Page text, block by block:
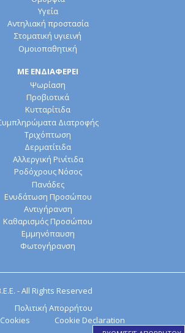
Κατηγορίες
Ομορφιά
Υγεία
Αντηλιακή προστασία
Στοματική υγιεινή
Ομοιοπαθητική
ΜΕ ΕΝΔΙΑΦΕΡΕΙ
Ψωρίαση
Προβιοτικά
Κυτταρίτιδα
Συμπληρώματα Διατροφής
Τριχόπτωση
Δερματίτιδα
Αλλεργική Ρινίτιδα
Ροδόχρους Νόσος
Πανάδες
Ενυδάτωση Προσώπου
Αντιγήρανση
Καθαρισμός Προσώπου
- All Rights Reserved